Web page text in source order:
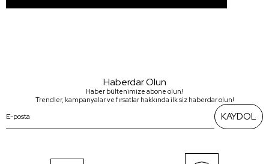
Haberdar Olun
Haber bültenimize abone olun!
Trendler, kampanyalar ve fırsatlar hakkında ilk siz haberdar olun!
KAYDOL